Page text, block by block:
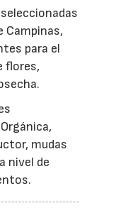
para el
flores,
mudas
nivel de